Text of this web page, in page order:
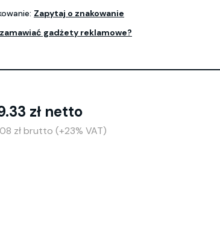
Zapytaj o znakowanie
gadżety reklamowe?
zł netto
zł brutto (+23% VAT)